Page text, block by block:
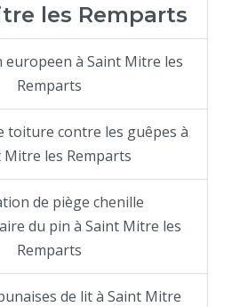
les Remparts
europeen à Saint Mitre les
Remparts
toiture contre les guêpes à
Mitre les Remparts
de piège chenille
du pin à Saint Mitre les
Remparts
de lit à Saint Mitre